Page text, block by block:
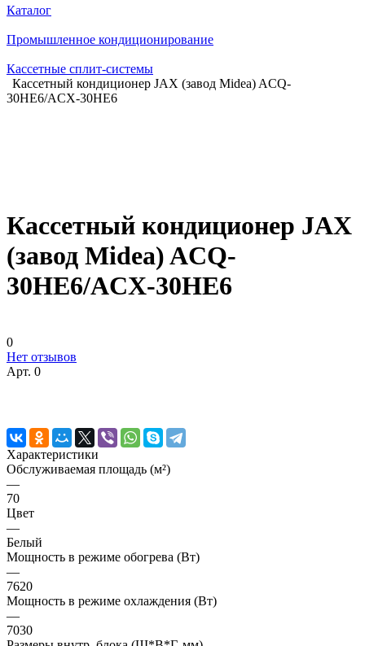
Каталог
Промышленное кондиционирование
Кассетные сплит-системы
Кассетный кондиционер JAX (завод Midea) ACQ-
30HE6/ACX-30HE6
Кассетный кондиционер JAX
(завод Midea) ACQ-
30HE6/ACX-30HE6
0
Нет отзывов
Арт. 0
Характеристики
Обслуживаемая площадь (м²)
—
70
Цвет
—
Белый
Мощность в режиме обогрева (Вт)
—
7620
Мощность в режиме охлаждения (Вт)
—
7030